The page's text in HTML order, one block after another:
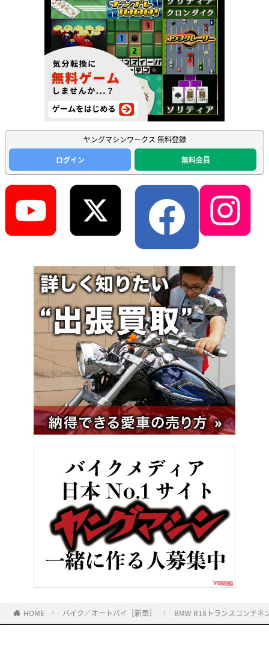
ヤングマシンワークス 無料登録
ログイン
無料会員
HOME バイク／オートバイ［新車］ BMW R18トランスコンチネ